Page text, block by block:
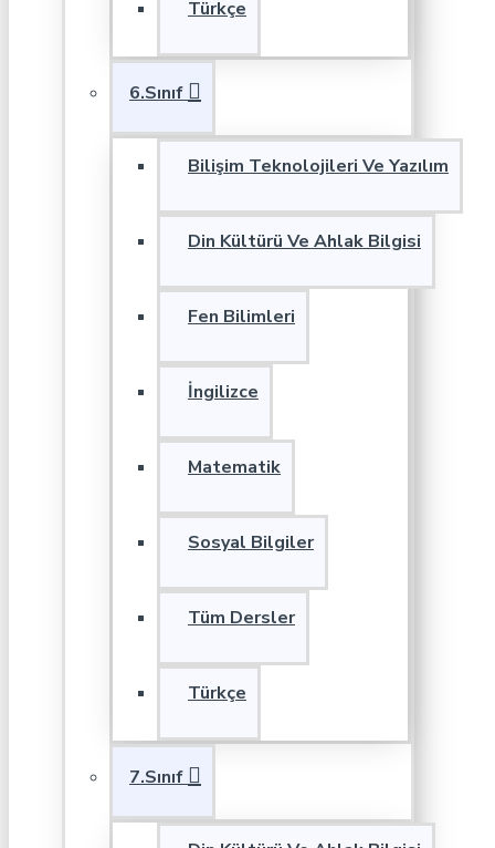
Türkçe
6.Sınıf
Bilişim Teknolojileri Ve Yazılım
Din Kültürü Ve Ahlak Bilgisi
Fen Bilimleri
İngilizce
Matematik
Sosyal Bilgiler
Tüm Dersler
Türkçe
7.Sınıf